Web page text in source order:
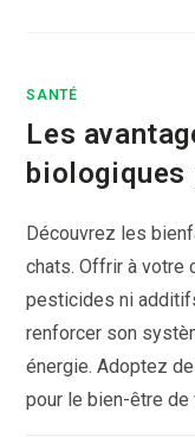
SANTÉ
Les
biologiques
Découvrez les
chats. Offrir à votre
pesticides ni
renforcer son
énergie. Adoptez
pour le bien-être de